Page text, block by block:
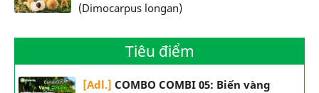
(Dimocarpus longan)
Tiêu điểm
[Adl.] COMBO COMBI 05: Biến vàng